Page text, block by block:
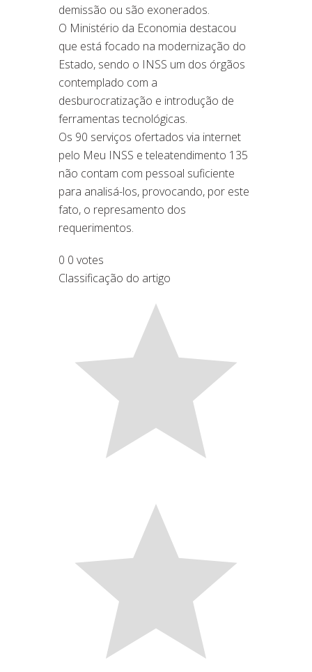
demissão ou são exonerados.
O Ministério da Economia destacou
que está focado na modernização do
Estado, sendo o INSS um dos órgãos
contemplado com a
desburocratização e introdução de
ferramentas tecnológicas.
Os 90 serviços ofertados via internet
pelo Meu INSS e teleatendimento 135
não contam com pessoal suficiente
para analisá-los, provocando, por este
fato, o represamento dos
requerimentos.
0 0 votes
Classificação do artigo